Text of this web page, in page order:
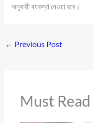
অনুযায়ী ব্যবস্থা নেওয়া হবে।
← Previous Post
Must Read